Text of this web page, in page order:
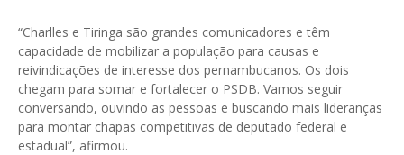
“Charlles e Tiringa são grandes comunicadores e têm
capacidade de mobilizar a população para causas e
reivindicações de interesse dos pernambucanos. Os dois
chegam para somar e fortalecer o PSDB. Vamos seguir
conversando, ouvindo as pessoas e buscando mais lideranças
para montar chapas competitivas de deputado federal e
estadual”, afirmou.